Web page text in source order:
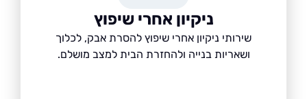
ניקיון אחרי שיפוץ
שירותי ניקיון אחרי שיפוץ להסרת אבק, לכלוך
ושאריות בנייה ולהחזרת הבית למצב מושלם.